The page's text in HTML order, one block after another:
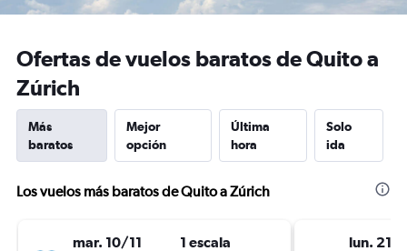
Ofertas de vuelos baratos de Quito a
Zúrich
Más
baratos
Mejor
opción
Última
hora
Solo
ida
Los vuelos más baratos de Quito a Zúrich
mar. 10/11 1 escala lun. 21/